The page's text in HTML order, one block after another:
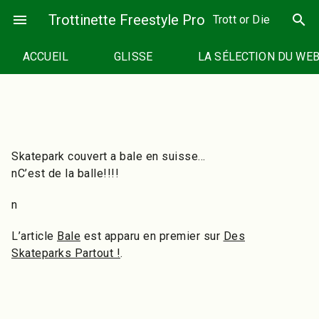
menu Trottinette Freestyle Pro Trott or Die search
ACCUEIL GLISSE LA SÉLECTION DU
Skatepark couvert a bale en suisse…
nC’est de la balle!!!!
n
L’article Bale est apparu en premier sur Des
Skateparks Partout !.